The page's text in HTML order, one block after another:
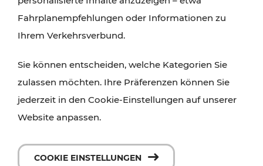
Fahrplanempfehlungen oder Informationen zu
Ihrem Verkehrsverbund.
Sie können entscheiden, welche Kategorien Sie
zulassen möchten. Ihre Präferenzen können Sie
jederzeit in den Cookie-Einstellungen auf unserer
Website anpassen.
COOKIE EINSTELLUNGEN